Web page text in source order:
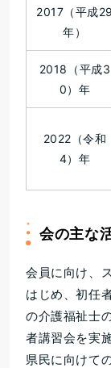
2017（平成29
年）
2018（平成3
0）年
2022（令和
4）年
会の主な
会員に向け、
はじめ、初任
の介護福祉士
者講習会を実
県民に向けて